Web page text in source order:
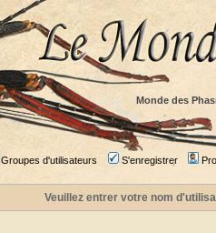
Monde des
Groupes d'utilisateurs S'enregistrer
Veuillez entrer votre nom